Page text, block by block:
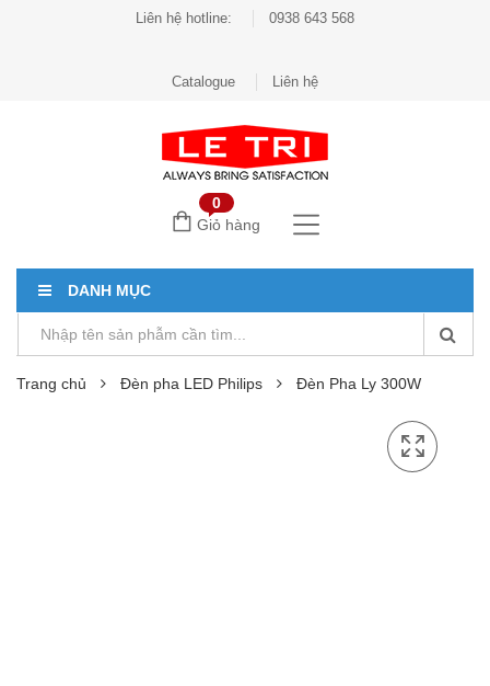
Liên hệ hotline: 0938 643 568
Catalogue Liên hệ
0
Giỏ hàng
DANH MỤC
Trang chủ Đèn pha LED Philips Đèn Pha Ly 300W